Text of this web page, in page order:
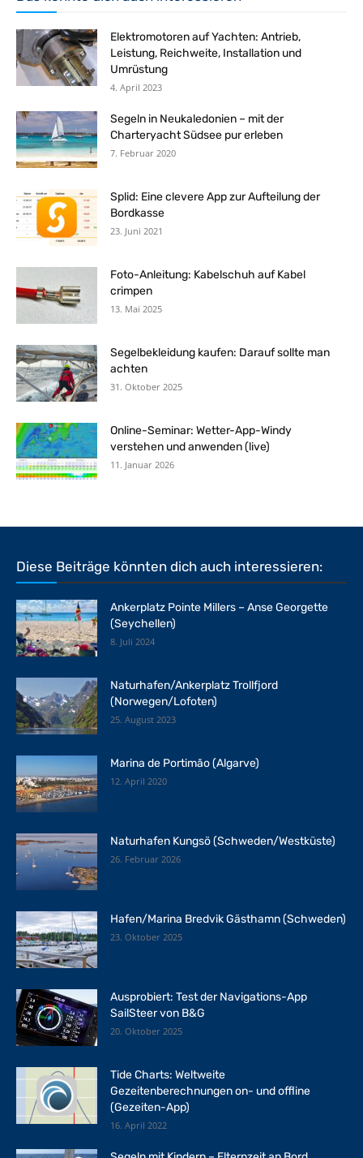
Elektromotoren auf Yachten: Antrieb,
Leistung, Reichweite, Installation und
Umrüstung
4. April 2023
Segeln in Neukaledonien – mit der
Charteryacht Südsee pur erleben
7. Februar 2020
Splid: Eine clevere App zur Aufteilung der
Bordkasse
23. Juni 2021
Foto-Anleitung: Kabelschuh auf Kabel
crimpen
13. Mai 2025
Segelbekleidung kaufen: Darauf sollte man
achten
31. Oktober 2025
Online-Seminar: Wetter-App-Windy
verstehen und anwenden (live)
11. Januar 2026
Diese Beiträge könnten dich auch interessieren:
Ankerplatz Pointe Millers – Anse Georgette
(Seychellen)
8. Juli 2024
Naturhafen/Ankerplatz Trollfjord
(Norwegen/Lofoten)
25. August 2023
Marina de Portimão (Algarve)
12. April 2020
Naturhafen Kungsö (Schweden/Westküste)
26. Februar 2026
Hafen/Marina Bredvik Gästhamn (Schweden)
23. Oktober 2025
Ausprobiert: Test der Navigations-App
SailSteer von B&G
20. Oktober 2025
Tide Charts: Weltweite
Gezeitenberechnungen on- und offline
(Gezeiten-App)
16. April 2022